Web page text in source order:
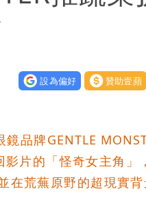
設為偏好 贊助壹蘋
鏡品牌GENTLE
片的「怪奇女主角
在荒蕪原野的超現實